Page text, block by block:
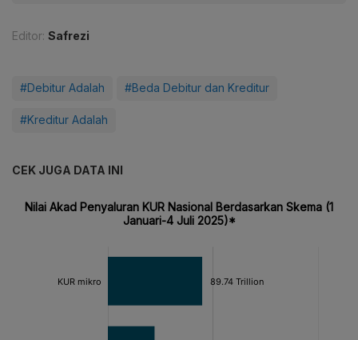
Editor: Safrezi
#Debitur Adalah #Beda Debitur dan Kreditur
#Kreditur Adalah
CEK JUGA DATA INI